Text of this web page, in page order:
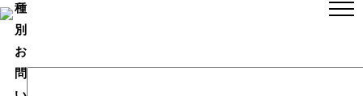
種
別
お
問